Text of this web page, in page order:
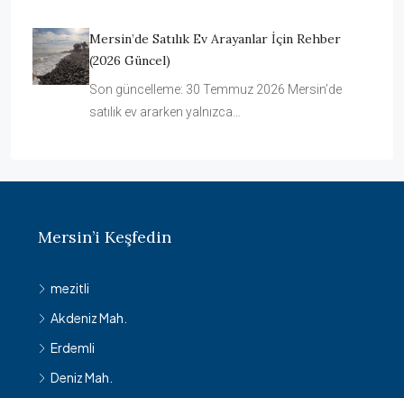
Mersin’de Satılık Ev Arayanlar İçin Rehber
(2026 Güncel)
Son güncelleme: 30 Temmuz 2026 Mersin’de
satılık ev ararken yalnızca…
Mersin’i Keşfedin
mezitli
Akdeniz Mah.
Erdemli
Deniz Mah.